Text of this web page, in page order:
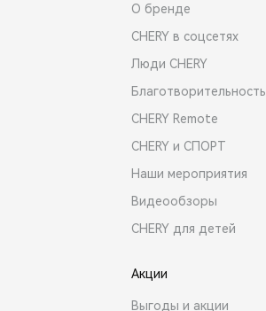
О бренде
CHERY в соцсетях
Люди CHERY
Благотворительность
CHERY Remote
CHERY и СПОРТ
Наши мероприятия
Видеообзоры
CHERY для детей
Акции
Выгоды и акции